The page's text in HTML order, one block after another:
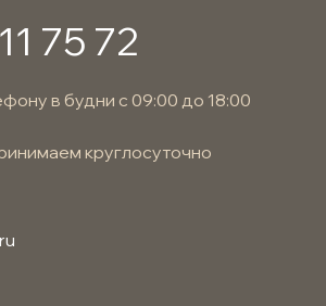
75 72
в будни с 09:00 до 18:00
круглосуточно